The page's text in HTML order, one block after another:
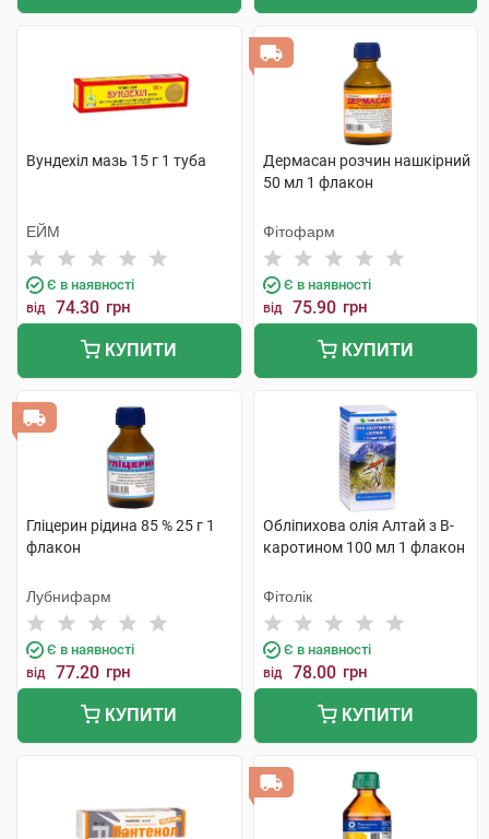
Вундехіл мазь 15 г 1 туба
ЕЙМ
Є в наявності
від 74.30 грн
КУПИТИ
Дермасан розчин нашкірний
50 мл 1 флакон
Фітофарм
Є в наявності
від 75.90 грн
КУПИТИ
Гліцерин рідина 85 % 25 г 1
флакон
Лубнифарм
Є в наявності
від 77.20 грн
КУПИТИ
Обліпихова олія Алтай з B-
каротином 100 мл 1 флакон
Фітолік
Є в наявності
від 78.00 грн
КУПИТИ